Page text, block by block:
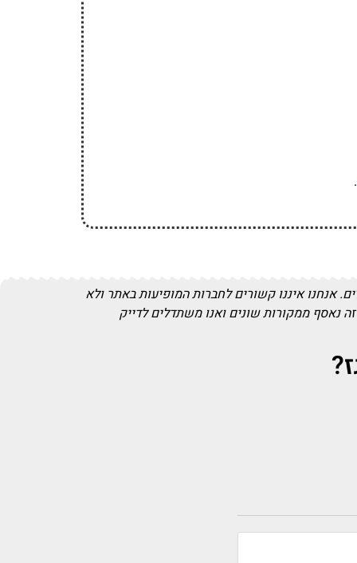
.
אנחנו איננו קשורים לחברות המופיעות באתר ולא
נאסף ממקורות שונים ואנו משתדלים לדייק